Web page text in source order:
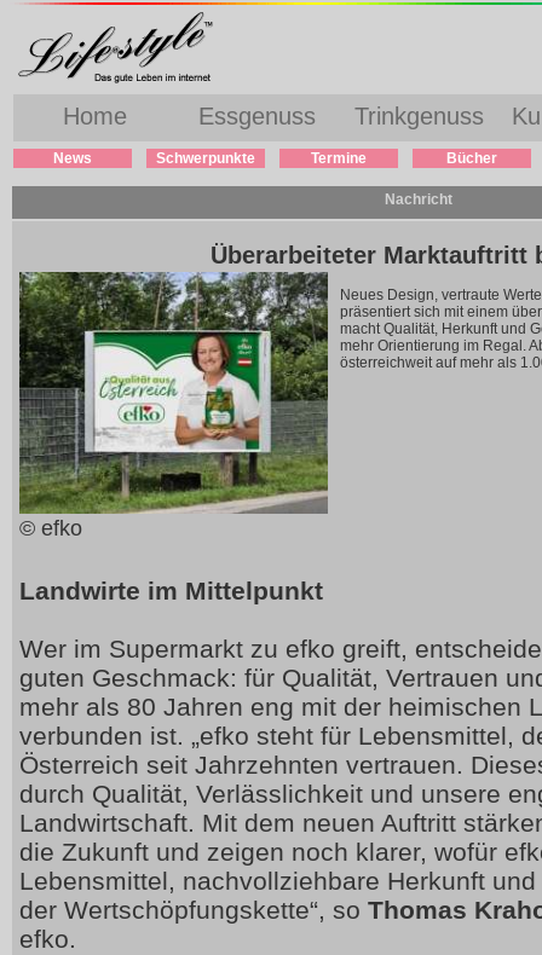
Home Essgenuss Trinkgenuss
News Schwerpunkte Termine Bücher
Nachricht
Überarbeiteter Marktauftritt
© efko
Neues Design, vertraute
präsentiert sich mit einem
macht Qualität, Herkunft und
mehr Orientierung im Regal.
österreichweit auf mehr als
Landwirte im Mittelpunkt
Wer im Supermarkt zu efko greift,
guten Geschmack: für Qualität, Vertrauen
mehr als 80 Jahren eng mit der heimischen
verbunden ist. „efko steht für Lebensmittel,
Österreich seit Jahrzehnten vertrauen.
durch Qualität, Verlässlichkeit und unsere
Landwirtschaft. Mit dem neuen Auftritt
die Zukunft und zeigen noch klarer, wofür
Lebensmittel, nachvollziehbare Herkunft
der Wertschöpfungskette“, so Thomas
efko.